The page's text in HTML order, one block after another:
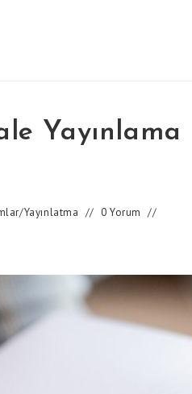
Yayınlama
/Yayınlatma
0 Yorum